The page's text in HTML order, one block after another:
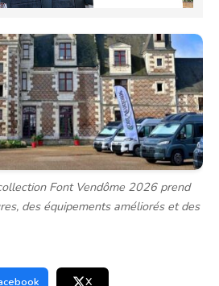
Font Vendôme 2026 prend
des équipements améliorés et des
X